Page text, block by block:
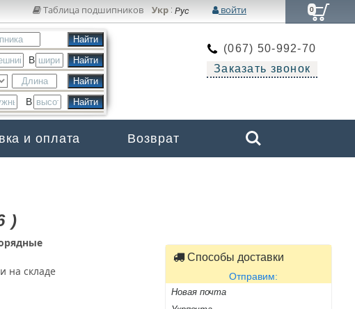
Таблица подшипников Укр: Рус войти
(067) 50-992-70
Заказать звонок
B
B
и оплата Возврат
Search
0
)
на складе
Способы доставки
Отправим:
Новая почта